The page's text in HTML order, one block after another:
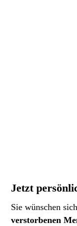
Jetzt
Sie wünschen
verstorbenen